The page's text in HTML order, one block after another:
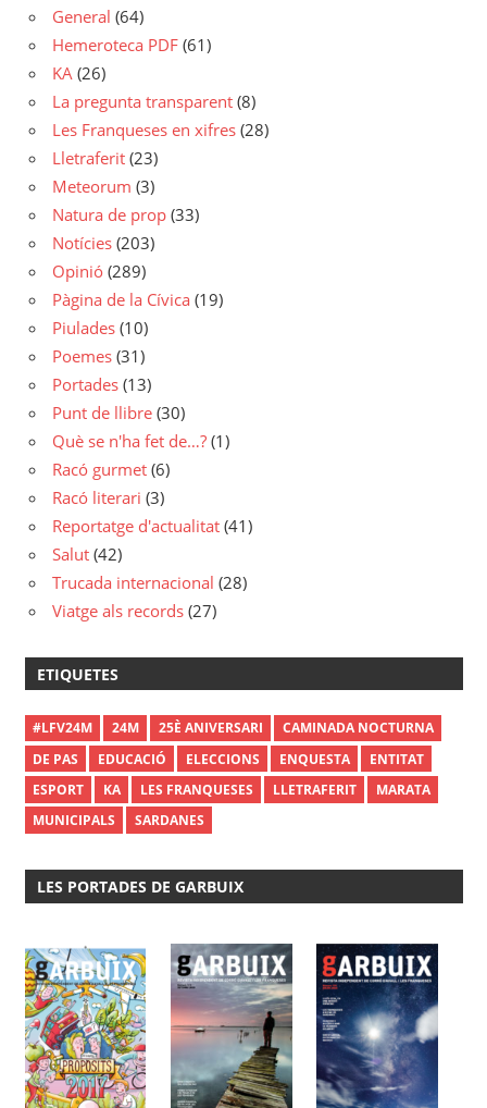
General (64)
Hemeroteca PDF (61)
KA (26)
La pregunta transparent (8)
Les Franqueses en xifres (28)
Lletraferit (23)
Meteorum (3)
Natura de prop (33)
Notícies (203)
Opinió (289)
Pàgina de la Cívica (19)
Piulades (10)
Poemes (31)
Portades (13)
Punt de llibre (30)
Què se n'ha fet de…? (1)
Racó gurmet (6)
Racó literari (3)
Reportatge d'actualitat (41)
Salut (42)
Trucada internacional (28)
Viatge als records (27)
ETIQUETES
#LFV24M 24M 25È ANIVERSARI
CAMINADA NOCTURNA
DE PAS
EDUCACIÓ ELECCIONS ENQUESTA
ENTITAT
ESPORT
KA LES FRANQUESES LLETRAFERIT
MARATA
MUNICIPALS
SARDANES
LES PORTADES DE GARBUIX